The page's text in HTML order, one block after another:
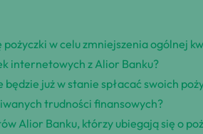
w celu zmniejszenia ogólnej
internetowych z Alior Banku?
już w stanie spłacać swoich
trudności finansowych?
Alior Banku, którzy ubiegają się o